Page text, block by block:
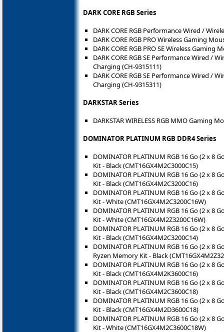
DARK CORE RGB Series
DARK CORE RGB Performance Wired /
DARK CORE RGB PRO Wireless Gaming
DARK CORE RGB PRO SE Wireless Gaming
DARK CORE RGB SE Performance Wired /
Charging (CH-9315111)
DARK CORE RGB SE Performance Wired /
Charging (CH-9315311)
DARKSTAR Series
DARKSTAR WIRELESS RGB MMO Gaming
DOMINATOR PLATINUM RGB DDR4 Series
DOMINATOR PLATINUM RGB 16 Go (2 x 8
Kit - Black (CMT16GX4M2C3000C15)
DOMINATOR PLATINUM RGB 16 Go (2 x 8
Kit - Black (CMT16GX4M2C3200C16)
DOMINATOR PLATINUM RGB 16 Go (2 x 8
Kit - White (CMT16GX4M2C3200C16W)
DOMINATOR PLATINUM RGB 16 Go (2 x 8
Kit - White (CMT16GX4M2Z3200C16W)
DOMINATOR PLATINUM RGB 16 Go (2 x 8
Kit - Black (CMT16GX4M2C3200C14)
DOMINATOR PLATINUM RGB 16 Go (2 x 8
Ryzen Memory Kit - Black
DOMINATOR PLATINUM RGB 16 Go (2 x 8
Kit - Black (CMT16GX4M2K3600C16)
DOMINATOR PLATINUM RGB 16 Go (2 x 8
Kit - Black (CMT16GX4M2C3600C18)
DOMINATOR PLATINUM RGB 16 Go (2 x 8
Kit - Black (CMT16GX4M2D3600C18)
DOMINATOR PLATINUM RGB 16 Go (2 x 8
Kit - White (CMT16GX4M2C3600C18W)